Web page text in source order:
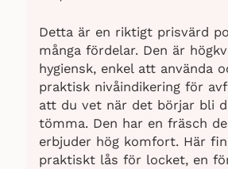
Detta är en riktigt prisvärd
många fördelar. Den är
hygiensk, enkel att använda
praktisk nivåindikering för
att du vet när det börjar bli
tömma. Den har en fräsch
erbjuder hög komfort. Här
praktiskt lås för locket, en